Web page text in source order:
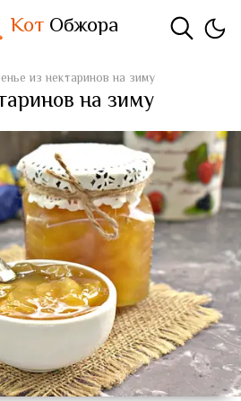
КотОбжора
из нектаринов на зиму
на зиму